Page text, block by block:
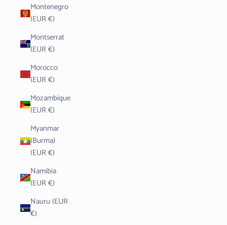
Montenegro
(EUR €)
Montserrat
(EUR €)
Morocco
(EUR €)
Mozambique
(EUR €)
Myanmar
(Burma)
(EUR €)
Namibia
(EUR €)
Nauru (EUR
€)